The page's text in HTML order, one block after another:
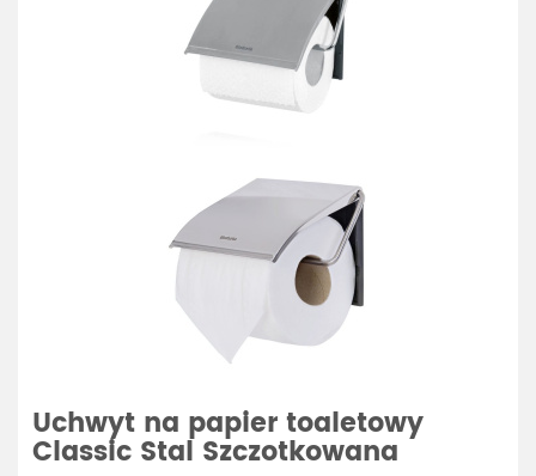
Uchwyt na papier toaletowy
Classic Stal Szczotkowana